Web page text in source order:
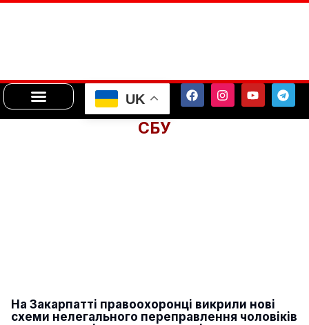
UK
СБУ
На Закарпатті правоохоронці викрили нові
схеми нелегального переправлення чоловіків